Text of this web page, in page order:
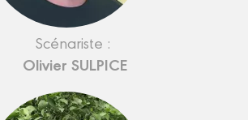
Scénariste :
Olivier SULPICE